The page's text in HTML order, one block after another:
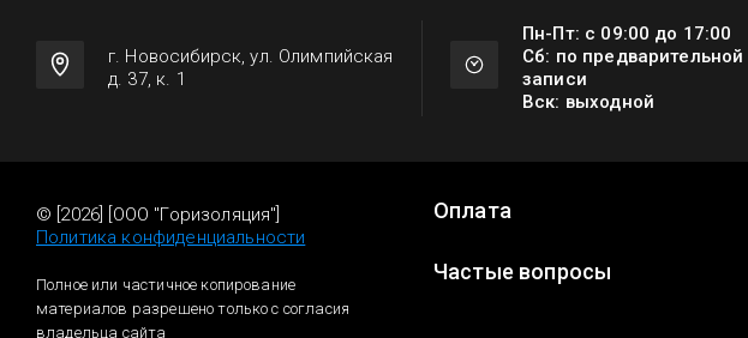
г. Новосибирск, ул. Олимпийская
д. 37, к. 1
Пн-Пт: с 09:00 до 17:00
Сб: по предварительной
записи
Вск: выходной
© [2026] [ООО "Горизоляция"]
Политика конфиденциальности
Полное или частичное копирование
материалов разрешено только с согласия
владельца сайта
Оплата
Частые вопросы